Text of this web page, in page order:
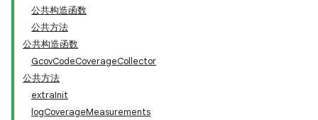
公共构造函数
公共方法
公共构造函数
GcovCodeCoverageCollector
公共方法
extraInit
logCoverageMeasurements